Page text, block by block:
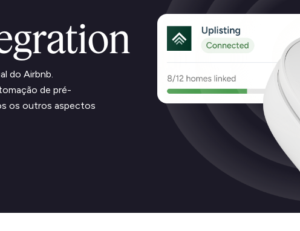
do Airbnb.
de pré-
os outros aspectos